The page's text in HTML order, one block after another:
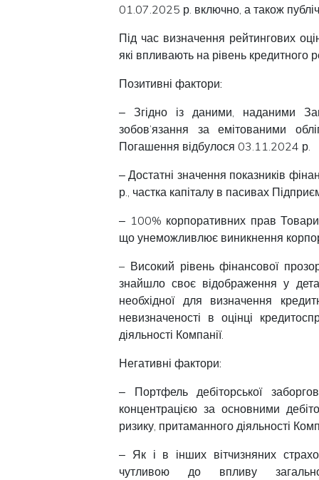
01.07.2025 р. включно, а також
Під час визначення рейтингових
які впливають на рівень кредитного
Позитивні фактори:
‒ Згідно із даними, наданими
зобов’язання за емітованими
Погашення відбулося 03.11.2024 р.
‒ Достатні значення показників
р., частка капіталу в пасивах
‒ 100% корпоративних прав
що унеможливлює виникнення
– Високий рівень фінансової
знайшло своє відображення у
необхідної для визначення
невизначеності в оцінці
діяльності Компанії.
Негативні фактори:
‒ Портфель дебіторської
концентрацією за основними
ризику, притаманного діяльності
‒ Як і в інших вітчизняних
чутливою до впливу